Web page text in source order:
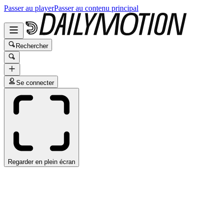
Passer au playerPasser au contenu principal
Rechercher
Se connecter
Regarder en plein écran